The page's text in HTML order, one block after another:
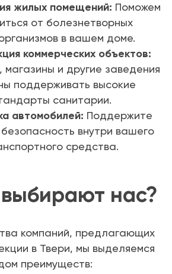
жилых помещений: Поможем
от болезнетворных
в вашем доме.
коммерческих объектов:
магазины и другие заведения
поддерживать высокие
санитарии.
автомобилей: Поддержите
внутри вашего
средства.
нас?
компаний, предлагающих
в Твери, мы выделяемся
преимуществ: